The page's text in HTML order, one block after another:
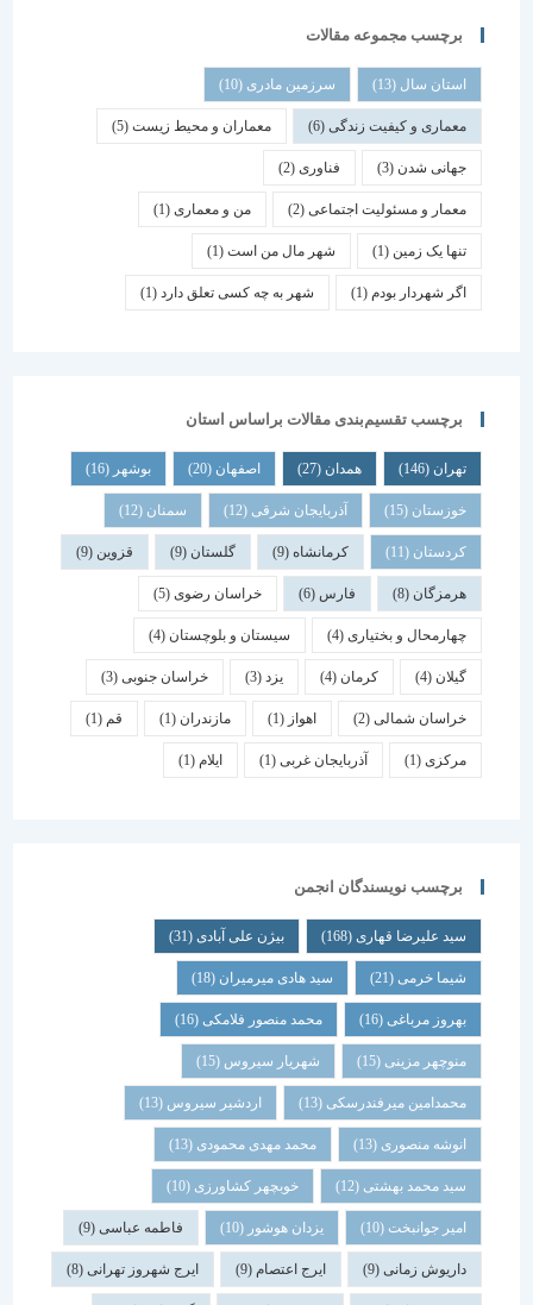
برچسب مجموعه مقالات
استان سال(13) سرزمین مادری(10)
معماری و کیفیت زندگی(6) معماران و محیط زیست(5)
جهانی شدن(3) فناوری (2)
معمار و مسئولیت اجتماعی (2) من و معماری (1)
تنها یک زمین(1) شهر مال من است(1)
اگر شهردار بودم (1) شهر به چه کسی تعلق دارد(1)
برچسب تقسیم‌بندی مقالات براساس استان
همدان اصفهان (20) بوشهر
خوزستان(15) آذربایجان شرقی(12) سمنان (12)
کردستان(11) کرمانشاه(9) گلستان (9) قزوین
هرمزگان(8) فارس خراسان رضوی(5)
چهارمحال و بختیاری (4) سیستان و بلوچستان(4)
کرمان یزد خراسان جنوبی(3)
خراسان شمالی(2) اهواز مازندران(1) قم
(1) آذربایجان غربی(1) ایلام
برچسب نویسندگان انجمن
سید علیرضا قهاری(168) بیژن علی آبادی(31)
شیما خرمی(21) سید هادی میرمیران(18)
بهروز مرباغی (16) محمد منصور فلامکی (16)
منوچهر مزینی(15) شهریار سیروس(15)
محمدامین میرفندرسکی(13) اردشیر سیروس(13)
انوشه منصوری(13) محمد مهدی محمودی(13)
سید محمد بهشتی(12) خوبچهر کشاورزی(10)
امیر جوانبخت(10) یزدان هوشور(10) فاطمه عباسی(9)
داریوش زمانی(9) ایرج اعتصام(9) ایرج شهروز تهرانی(8)